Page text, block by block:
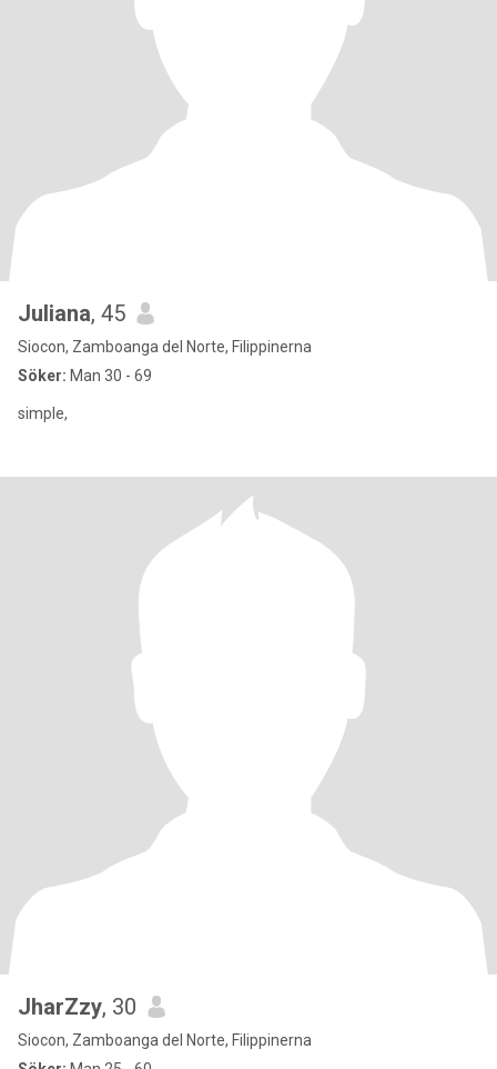
Juliana, 45
Siocon, Zamboanga del Norte, Filippinerna
Söker: Man 30 - 69
simple,
JharZzy, 30
Siocon, Zamboanga del Norte, Filippinerna